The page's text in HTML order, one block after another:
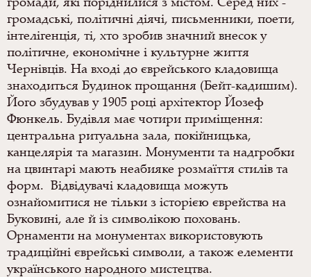
громадські, політичні діячі, письменники, поети,
інтелігенція, ті, хто зробив значний внесок у
політичне, економічне і культурне життя
Чернівців. На вході до єврейського кладовища
знаходиться Будинок прощання (Бейт-кадишим).
Його збудував у 1905 році архітектор Йозеф
Фюнкель. Будівля має чотири приміщення:
центральна ритуальна зала, покійницька,
канцелярія та магазин. Монументи та надгробки
на цвинтарі мають неабияке розмаїття стилів та
форм. Відвідувачі кладовища можуть
ознайомитися не тільки з історією єврейства на
Буковині, але й із символікою поховань.
Орнаменти на монументах використовують
традиційні єврейські символи, а також елементи
українського народного мистецтва.